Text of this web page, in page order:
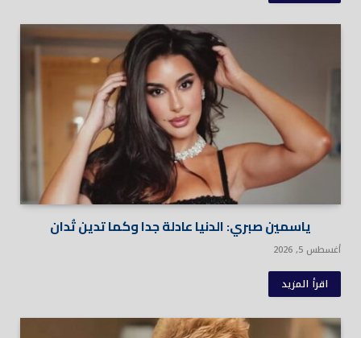
ياسمين صبري: الدنيا عادلة جدا وكما تدين تُدان
أغسطس 5, 2026
اقرأ المزيد